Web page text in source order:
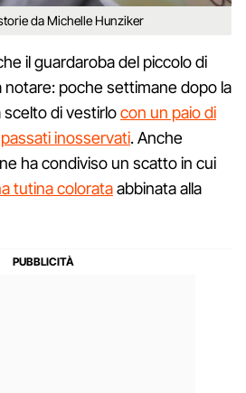
da Michelle Hunziker
il guardaroba del piccolo di
notare: poche settimane dopo la
scelto di vestirlocon un paio di
inosservati. Anche
ha condiviso un scatto in cui
tutina colorataabbinata alla